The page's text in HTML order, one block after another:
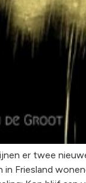
er twee
in Friesland